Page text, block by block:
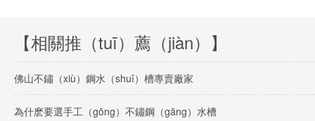
【相關推（tuī）薦（jiàn）】
佛山不鏽（xiù）鋼水（shuǐ）槽專賣廠家
為什麽要選手工（gōng）不鏽鋼（gāng）水槽